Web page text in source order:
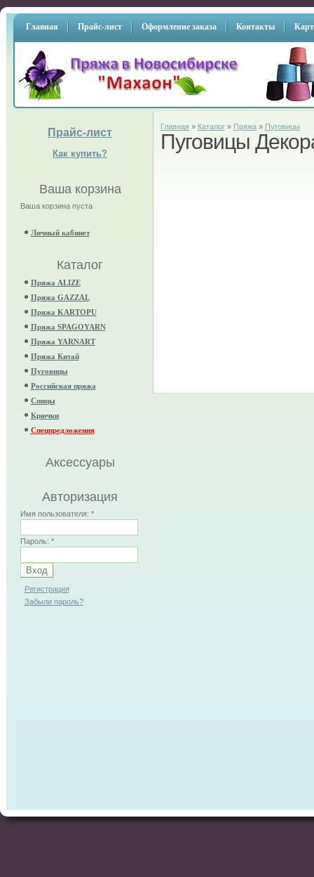
Главная Прайс-лист Оформление заказа Контакты
Прайс-лист
Как купить?
Ваша корзина
Ваша корзина пуста
Личный кабинет
Каталог
Пряжа ALIZE
Пряжа GAZZAL
Пряжа KARTOPU
Пряжа SPAGOYARN
Пряжа YARNART
Пряжа Китай
Пуговицы
Российская пряжа
Спицы
Крючки
Спецпредложения
Аксессуары
Авторизация
Имя пользователя: *
Пароль: *
Регистрация
Забыли пароль?
Главная » Каталог» Пряжа» Пуговицы
Пуговицы